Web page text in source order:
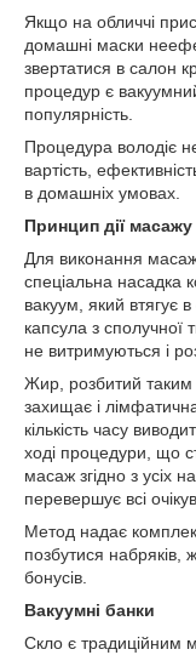
Якщо на обличчі
домашні маски
звертатися в салон
процедур є
популярність.
Процедура володіє
вартість,
в домашніх умовах.
Принцип дії масажу
Для виконання
спеціальна насадка
вакуум, який втягує
капсула з сполучної
не витримуються і
Жир, розбитий таким
захищає і
кількість часу
ході процедури, що
масаж згідно з усіх
перевершує всі
Метод надає
позбутися набряків,
бонусів.
Вакуумні банки
Скло є традиційним